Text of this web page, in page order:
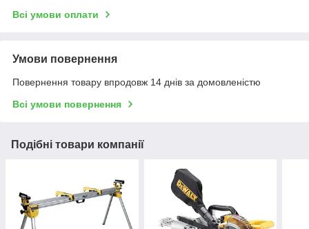
Всі умови оплати
Умови повернення
Повернення товару впродовж 14 днів за домовленістю
Всі умови повернення
Подібні товари компанії